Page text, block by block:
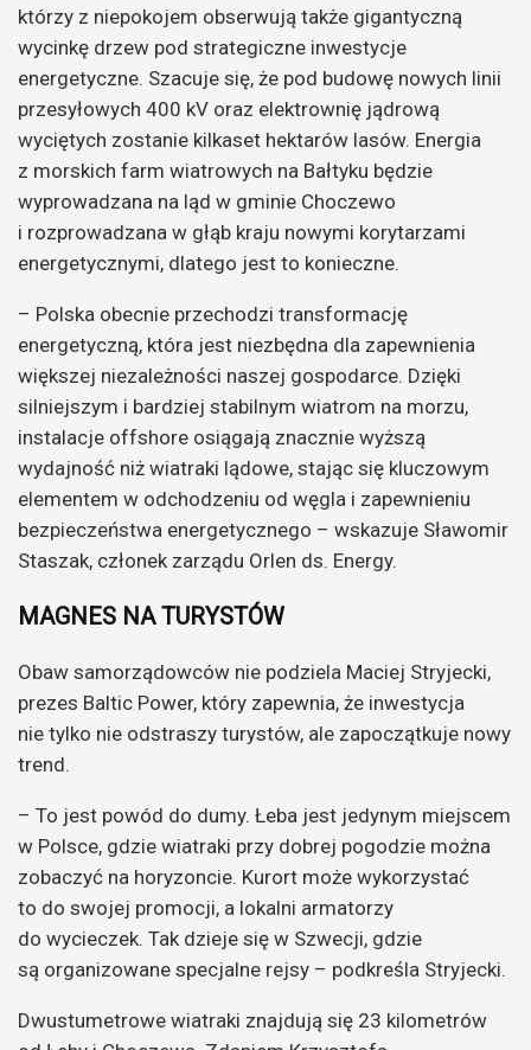
którzy z niepokojem obserwują także gigantyczną
wycinkę drzew pod strategiczne inwestycje
energetyczne. Szacuje się, że pod budowę nowych linii
przesyłowych 400 kV oraz elektrownię jądrową
wyciętych zostanie kilkaset hektarów lasów. Energia
z morskich farm wiatrowych na Bałtyku będzie
wyprowadzana na ląd w gminie Choczewo
i rozprowadzana w głąb kraju nowymi korytarzami
energetycznymi, dlatego jest to konieczne.
– Polska obecnie przechodzi transformację
energetyczną, która jest niezbędna dla zapewnienia
większej niezależności naszej gospodarce. Dzięki
silniejszym i bardziej stabilnym wiatrom na morzu,
instalacje offshore osiągają znacznie wyższą
wydajność niż wiatraki lądowe, stając się kluczowym
elementem w odchodzeniu od węgla i zapewnieniu
bezpieczeństwa energetycznego – wskazuje Sławomir
Staszak, członek zarządu Orlen ds. Energy.
MAGNES NA TURYSTÓW
Obaw samorządowców nie podziela Maciej Stryjecki,
prezes Baltic Power, który zapewnia, że inwestycja
nie tylko nie odstraszy turystów, ale zapoczątkuje nowy
trend.
– To jest powód do dumy. Łeba jest jedynym miejscem
w Polsce, gdzie wiatraki przy dobrej pogodzie można
zobaczyć na horyzoncie. Kurort może wykorzystać
to do swojej promocji, a lokalni armatorzy
do wycieczek. Tak dzieje się w Szwecji, gdzie
są organizowane specjalne rejsy – podkreśla Stryjecki.
Dwustumetrowe wiatraki znajdują się 23 kilometrów